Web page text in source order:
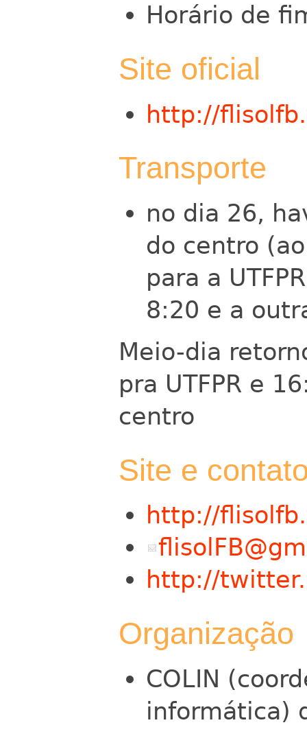
Horário de
Site oficial
http://
Transporte
no dia 26,
do centro
para a
8:20 e a
Meio-dia
pra UTFPR e
centro
Site e
http://
http://
Organização
COLIN
informática)